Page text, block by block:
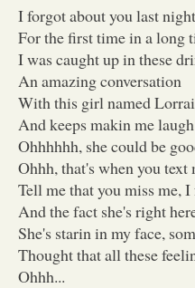
I forgot about you last night
For the first time in a long
I was caught up in these
An amazing conversation
With this girl named
And keeps makin me
Ohhhhhh, she could be
Ohhh, that's when you text
Tell me that you miss me,
And the fact she's right
She's starin in my face,
Thought that all these
Ohhh...